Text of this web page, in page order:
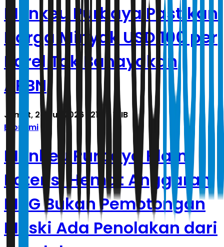
Menkeu Purbaya Pastikan
Harga Minyak USD 100 per
Barel Tak Bahayakan
APBN
Jumat, 24 Juli 2026 | 21.54 WIB
Ekonomi
Menkeu Purbaya Klaim
Potensi Hemat Anggaran
MBG Bukan Pemotongan
Meski Ada Penolakan dari